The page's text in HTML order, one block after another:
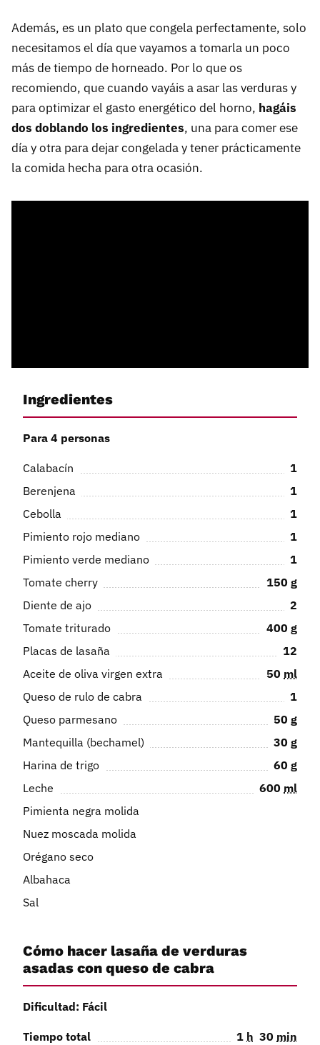
Además, es un plato que congela perfectamente, solo
necesitamos el día que vayamos a tomarla un poco
más de tiempo de horneado. Por lo que os
recomiendo, que cuando vayáis a asar las verduras y
para optimizar el gasto energético del horno, hagáis
dos doblando los ingredientes, una para comer ese
día y otra para dejar congelada y tener prácticamente
la comida hecha para otra ocasión.
Ingredientes
Para 4 personas
Calabacín
1
Berenjena
1
Cebolla
1
Pimiento rojo mediano
1
Pimiento verde mediano
1
Tomate cherry
150 g
Diente de ajo
2
Tomate triturado
400 g
Placas de lasaña
12
Aceite de oliva virgen extra
50 ml
Queso de rulo de cabra
1
Queso parmesano
50 g
Mantequilla (bechamel)
30 g
Harina de trigo
60 g
Leche
600 ml
Pimienta negra molida
Nuez moscada molida
Orégano seco
Albahaca
Sal
Cómo hacer lasaña de verduras
asadas con queso de cabra
Dificultad: Fácil
Tiempo total 1 h 30 min